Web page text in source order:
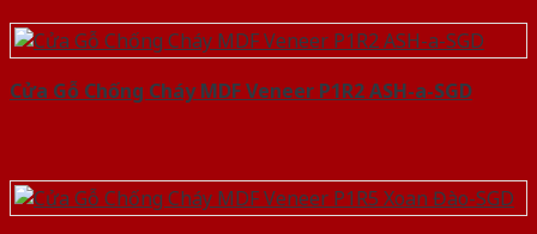
Cửa Gỗ Chống Cháy MDF Veneer P1R2 ASH-a-SGD